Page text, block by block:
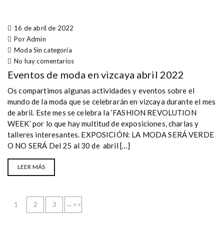
16 de abril de 2022
Por Admin
Moda Sin categoría
No hay comentarios
Eventos de moda en vizcaya abril 2022
Os compartimos algunas actividades y eventos sobre el
mundo de la moda que se celebrarán en vizcaya durante el mes
de abril. Este mes se celebra la ‘FASHION REVOLUTION
WEEK’ por lo que hay multitud de exposiciones, charlas y
talleres interesantes. EXPOSICIÓN: LA MODA SERÁ VERDE
O NO SERÁ Del 25 al 30 de abril […]
LEER MÁS
1 2 3 →